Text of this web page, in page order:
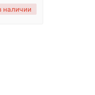
наличии